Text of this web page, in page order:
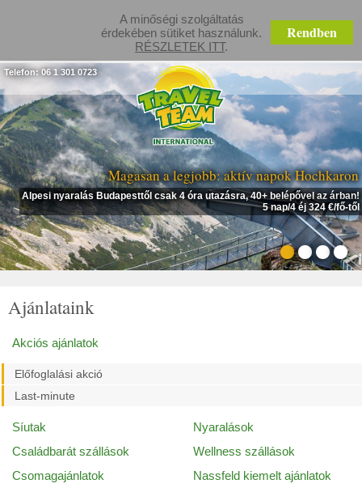
A minőségi szolgáltatás
érdekében sütiket használunk.
RÉSZLETEK ITT.
Rendben
Magasan a legjobb: aktív napok Hochkaron
Alpesi nyaralás Budapesttől csak 4 óra utazásra, 40+ belépővel az árban!
5 nap/4 éj 324 €/fő-től
Telefon: 06 1 301 0723
Ajánlataink
Akciós ajánlatok
Előfoglalási akció
Last-minute
Síutak
Nyaralások
Családbarát szállások
Wellness szállások
Csomagajánlatok
Nassfeld kiemelt ajánlatok